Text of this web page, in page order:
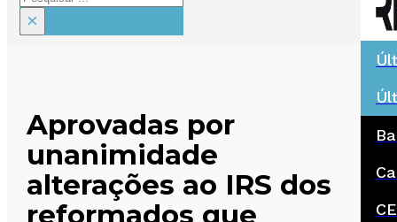
×
Aprovadas por
unanimidade
alterações ao IRS dos